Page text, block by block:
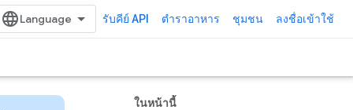
รับคีย์ API ตำราอาหาร ชุมชน ลงชื่อเข้าใช้
ในหน้านี้